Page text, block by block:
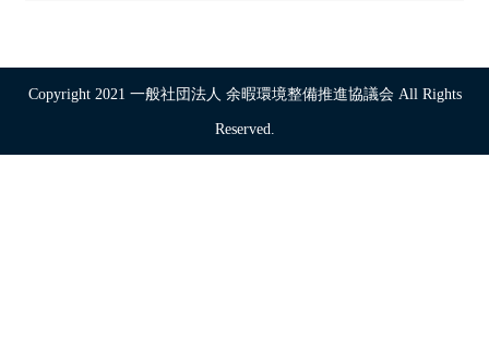
Copyright 2021 一般社団法人 余暇環境整備推進協議会 All Rights
Reserved.